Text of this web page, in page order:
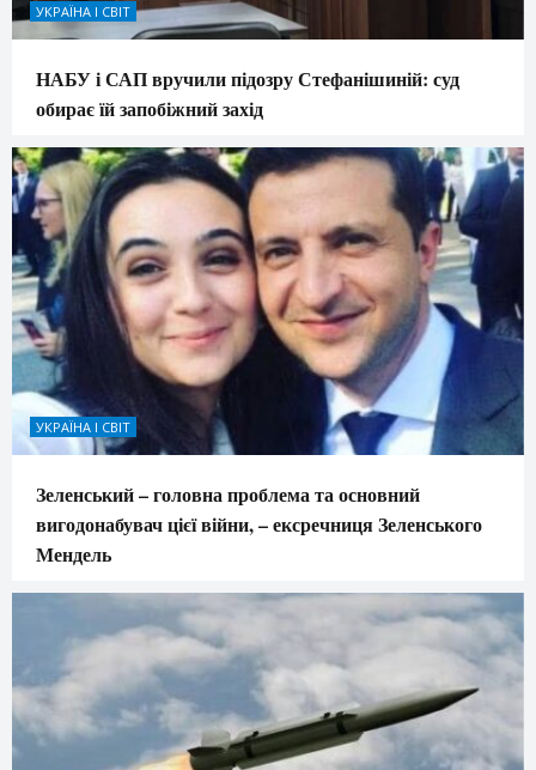
УКРАЇНА І СВІТ
НАБУ і САП вручили підозру Стефанішиній: суд
обирає їй запобіжний захід
УКРАЇНА І СВІТ
Зеленський – головна проблема та основний
вигодонабувач цієї війни, – ексречниця Зеленського
Мендель